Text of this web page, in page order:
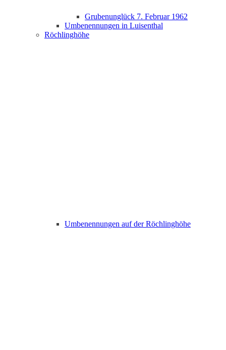
Grubenunglück 7. Februar 1962
Umbenennungen in Luisenthal
Röchlinghöhe
Umbenennungen auf der Röchlinghöhe